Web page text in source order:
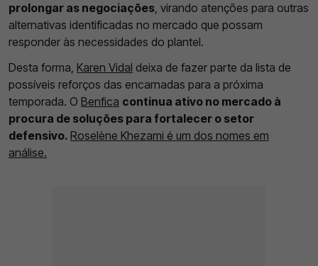
prolongar as negociações, virando atenções para outras
alternativas identificadas no mercado que possam
responder às necessidades do plantel.
Desta forma, Karen Vidal deixa de fazer parte da lista de
possíveis reforços das encarnadas para a próxima
temporada. O Benfica continua ativo no mercado à
procura de soluções para fortalecer o setor
defensivo. Roselène Khezami é um dos nomes em
análise.